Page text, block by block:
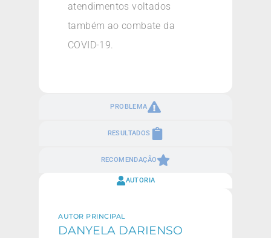
PROBLEMA
RESULTADOS
RECOMENDAÇÃO
atendimentos voltados
também ao combate da
COVID-19.
AUTORIA
AUTOR PRINCIPAL
DANYELA DARIENSO